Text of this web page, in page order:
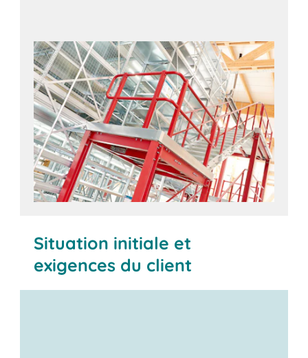
Situation initiale et
exigences du client